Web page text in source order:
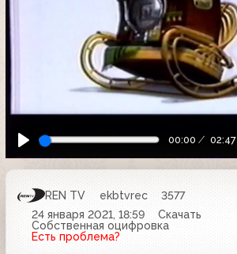
00:00 02:47
REN TV ekbtvrec
3577
24 января 2021, 18:59
Скачать
Собственная оцифровка
Есть проблема?